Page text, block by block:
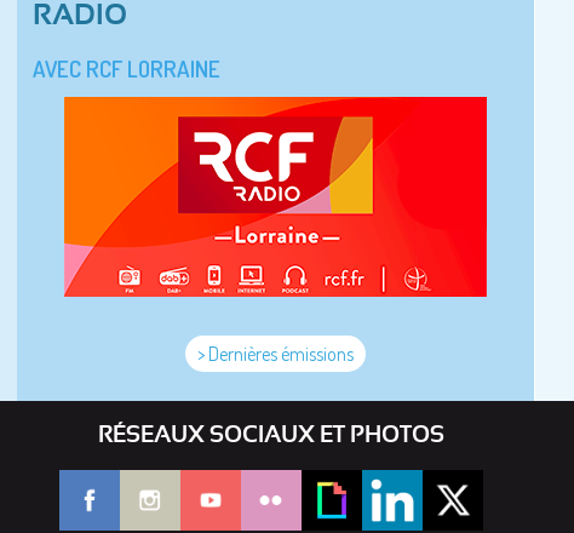
RADIO
AVEC RCF LORRAINE
> Dernières émissions
RÉSEAUX SOCIAUX ET PHOTOS